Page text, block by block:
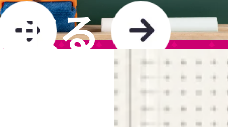
取る